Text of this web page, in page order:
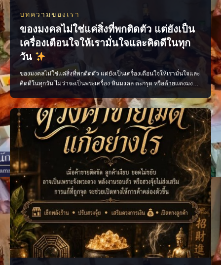
บทความของเรา
ของมงคลไม่ใช่แค่สิ่งที่พกติดตัว แต่ยังเป็น
เครื่องเตือนใจให้เรามั่นใจและคิดดีในทุก
วัน
ของมงคลไม่ใช่แค่สิ่งที่พกติดตัว แต่ยังเป็นเครื่องเตือนใจให้เรามั่นใจและ
คิดดีในทุกวัน ไม่ว่าจะเป็นพระเครื่อง หินมงคล ตะกรุด หรือด้ายแดงมงคล
พลังใจดี ๆ จะค่อย ๆ ตามมา เพจ ไสยะ ทำนาย ทายทัก เสน่ห์ ของขลัง ดูด
วง #ของมงคล #ของมงคลพกติดตั